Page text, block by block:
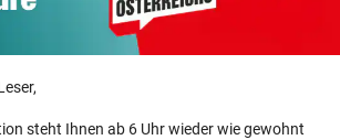
steht Ihnen ab 6 Uhr wieder wie gewohnt